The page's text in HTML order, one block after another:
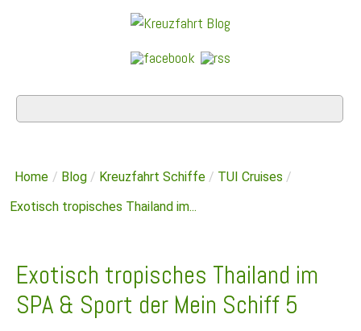
Home / Blog / Kreuzfahrt Schiffe / TUI Cruises /
Exotisch tropisches Thailand im...
Exotisch tropisches Thailand im
SPA & Sport der Mein Schiff 5